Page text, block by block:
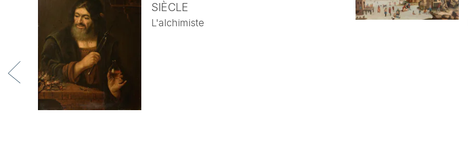
SIÈCLE
L'alchimiste